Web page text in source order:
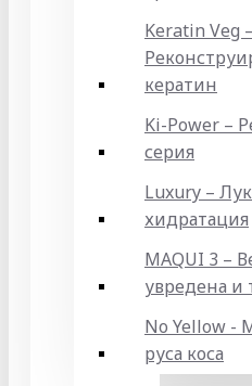
Keratin Veg –
кератин
Ki-Power –
серия
Luxury –
хидратация
MAQUI 3 –
увредена и
No Yellow -
руса коса